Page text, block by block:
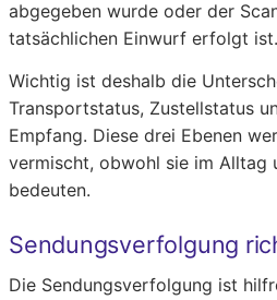
abgegeben wurde oder der
tatsächlichen Einwurf erfolgt ist.
Wichtig ist deshalb die
Transportstatus, Zustellstatus
Empfang. Diese drei Ebenen
vermischt, obwohl sie im Alltag
bedeuten.
Sendungsverfolgung
Die Sendungsverfolgung ist